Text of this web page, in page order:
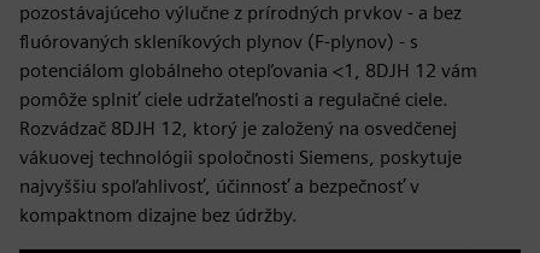
pozostávajúceho výlučne z prírodných prvkov - a bez
fluórovaných skleníkových plynov (F-plynov) - s
potenciálom globálneho otepľovania <1, 8DJH 12 vám
pomôže splniť ciele udržateľnosti a regulačné ciele.
Rozvádzač 8DJH 12, ktorý je založený na osvedčenej
vákuovej technológii spoločnosti Siemens, poskytuje
najvyššiu spoľahlivosť, účinnosť a bezpečnosť v
kompaktnom dizajne bez údržby.